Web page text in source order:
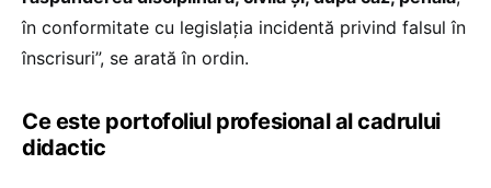
în conformitate cu legislația incidentă privind falsul în
înscrisuri”, se arată în ordin.
Ce este portofoliul profesional al cadrului
didactic